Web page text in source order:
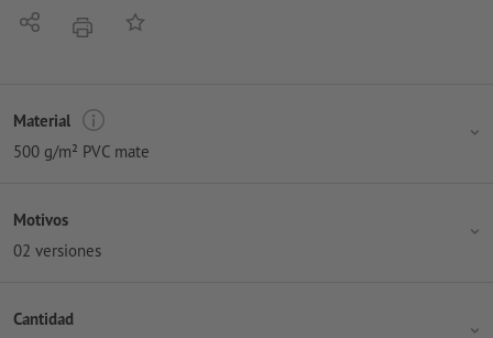
CompartirimprimirAñadir a lista de favoritos
Material
500 g/m² PVC mate
Motivos
02 versiones
Cantidad